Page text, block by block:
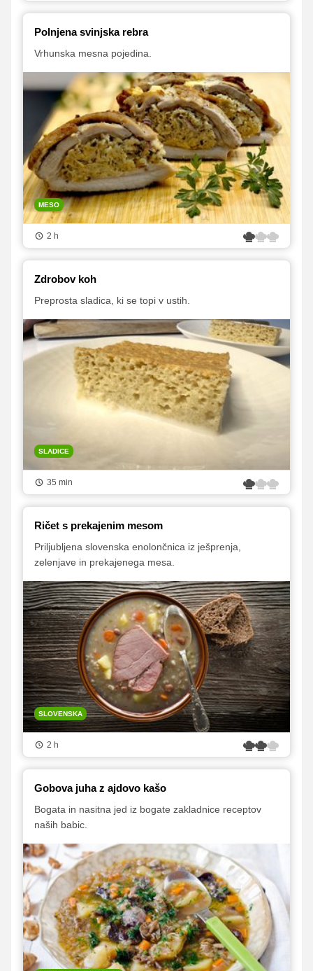
Polnjena svinjska rebra
Vrhunska mesna pojedina.
MESO
2 h
Zdrobov koh
Preprosta sladica, ki se topi v ustih.
SLADICE
35 min
Ričet s prekajenim mesom
Priljubljena slovenska enolončnica iz ješprenja,
zelenjave in prekajenega mesa.
SLOVENSKA
2 h
Gobova juha z ajdovo kašo
Bogata in nasitna jed iz bogate zakladnice receptov
naših babic.